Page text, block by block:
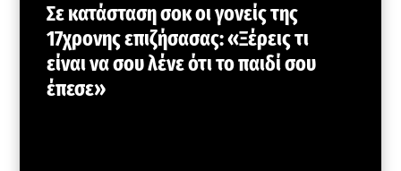
Σε κατάσταση σοκ οι γονείς της
17χρονης επιζήσασας: «Ξέρεις τι
είναι να σου λένε ότι το παιδί σου
έπεσε»